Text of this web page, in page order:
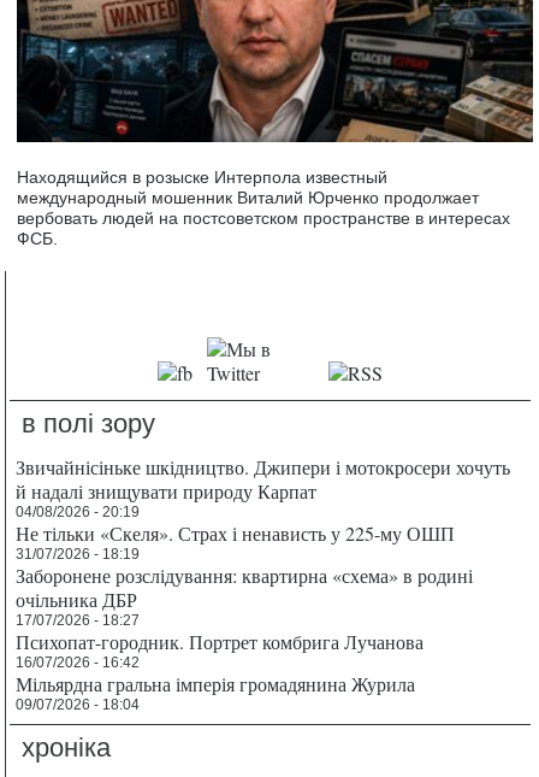
Находящийся в розыске Интерпола известный
международный мошенник Виталий Юрченко продолжает
вербовать людей на постсоветском пространстве в интересах
ФСБ.
в полі зору
Звичайнісіньке шкідництво. Джипери і мотокросери хочуть
й надалі знищувати природу Карпат
04/08/2026 - 20:19
Не тільки «Скеля». Страх і ненависть у 225-му ОШП
31/07/2026 - 18:19
Заборонене розслідування: квартирна «схема» в родині
очільника ДБР
17/07/2026 - 18:27
Психопат-городник. Портрет комбрига Лучанова
16/07/2026 - 16:42
Мільярдна гральна імперія громадянина Журила
09/07/2026 - 18:04
хроніка